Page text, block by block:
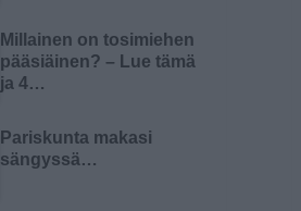
Millainen on tosimiehen
pääsiäinen? – Lue tämä
ja 4…
Pariskunta makasi
sängyssä…